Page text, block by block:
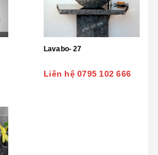
Lavabo- 27
Liên hệ 0795 102 666